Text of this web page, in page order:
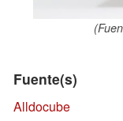
Fuente(s)
Alldocube